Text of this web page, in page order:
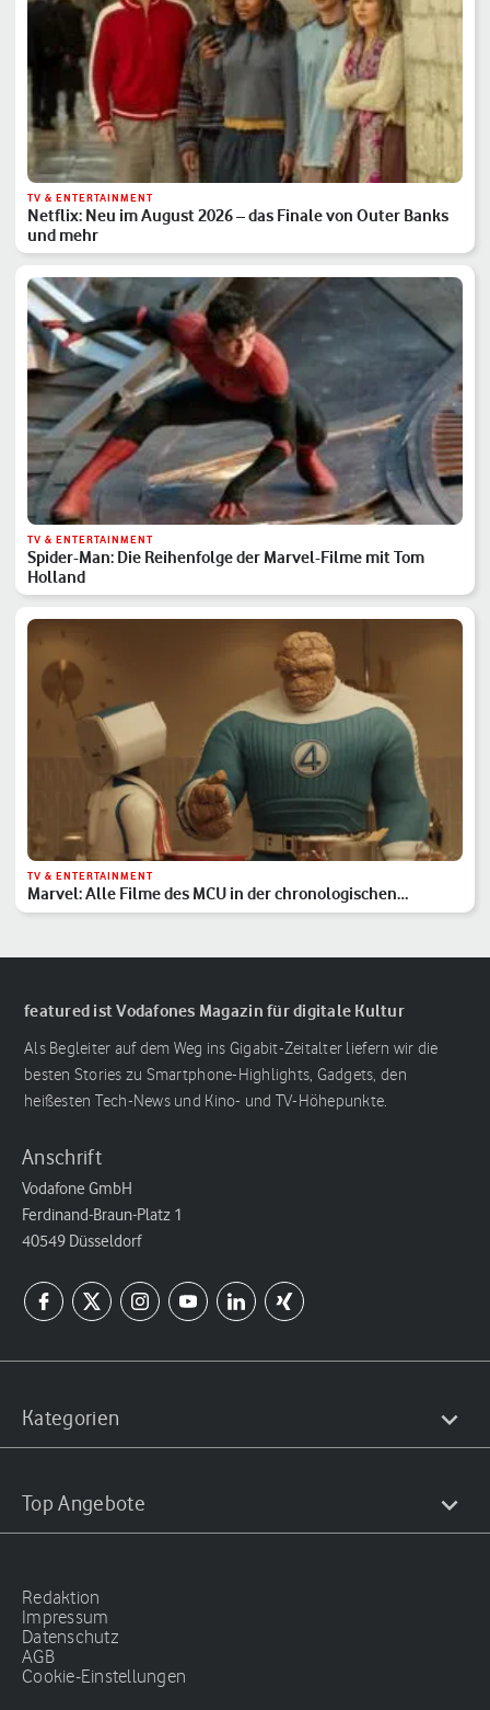
TV & ENTERTAINMENT
Netflix: Neu im August 2026 – das Finale von Outer Banks
und mehr
TV & ENTERTAINMENT
Spider-Man: Die Reihenfolge der Marvel-Filme mit Tom
Holland
TV & ENTERTAINMENT
Marvel: Alle Filme des MCU in der chronologischen
Reihenfolge
featured ist Vodafones Magazin für digitale Kultur
Als Begleiter auf dem Weg ins Gigabit-Zeitalter liefern wir die
besten Stories zu Smartphone-Highlights, Gadgets, den
heißesten Tech-News und Kino- und TV-Höhepunkte.
Anschrift
Vodafone GmbH
Ferdinand-Braun-Platz 1
40549 Düsseldorf
Kategorien
Top Angebote
Redaktion
Impressum
Datenschutz
AGB
Cookie-Einstellungen